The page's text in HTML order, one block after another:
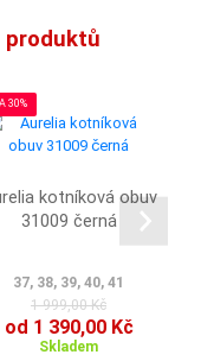
produktů
30%
kotníková obuv
31009 černá
37, 38, 39, 40, 41
1 999,00 Kč
od 1 390,00 Kč
Skladem